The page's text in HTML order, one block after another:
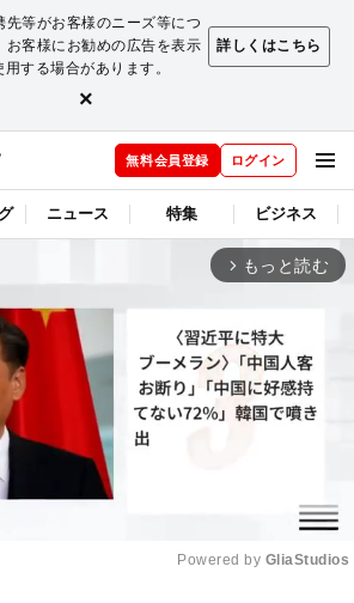
先等がお客様のニーズ等につ
お客様にお勧めの広告を表示
する場合があります。
詳しくはこちら
×
無料会員登録 ログイン
ニュース 特集 ビジネス
arrow_forward_ios もっと読む
Powered by GliaStudios